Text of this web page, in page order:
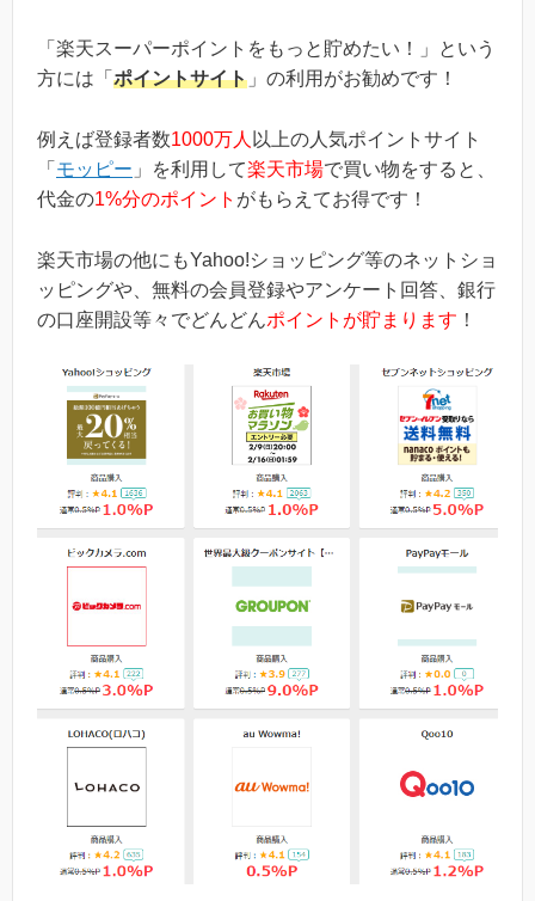
「楽天スーパーポイントをもっと貯めたい！」という
方には「 ポイントサイト 」の利用がお勧めです！
例えば登録者数1000万人 以上の人気ポイントサイト
「 モッピー 」を利用して楽天市場で買い物をすると、
代金の1%分のポイント がもらえてお得です！
楽天市場の他にもYahoo!ショッピング等のネットショ
ッピングや、無料の会員登録やアンケート回答、銀行
の口座開設等々でどんどんポイントが貯まります ！